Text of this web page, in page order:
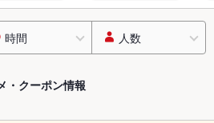
時間 人数
・クーポン情報